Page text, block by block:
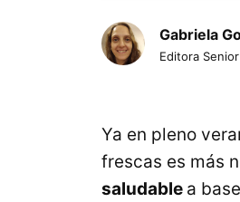
Gabriela
Editora
Ya en pleno
frescas es más
saludable a